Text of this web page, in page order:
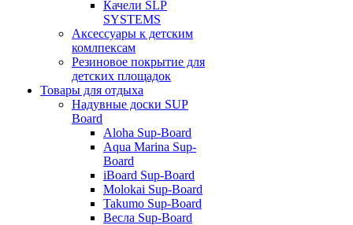
Качели SLP
SYSTEMS
Аксессуары к детским
комлпексам
Резиновое покрытие для
детских площадок
Товары для отдыха
Надувные доски SUP
Board
Aloha Sup-Board
Aqua Marina Sup-
Board
iBoard Sup-Board
Molokai Sup-Board
Takumo Sup-Board
Весла Sup-Board